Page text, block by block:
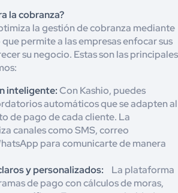
la cobranza?
la gestión de cobranza mediante
permite a las empresas enfocar sus
su negocio. Estas son las principales
inteligente:Con Kashio, puedes
automáticos que se adapten al
de pago de cada cliente. La
canales como SMS, correo
para comunicarte de manera
y personalizados: La plataforma
de pago con cálculos de moras,